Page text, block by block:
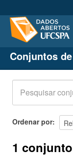
Conjuntos de
Organizações
Grupos
Sobre
Conjuntos
Ordenar por
1